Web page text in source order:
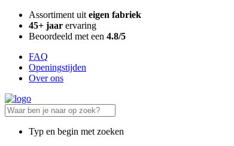
Assortiment uit eigen fabriek
45+ jaar ervaring
Beoordeeld met een 4.8/5
FAQ
Openingstijden
Over ons
Typ en begin met zoeken